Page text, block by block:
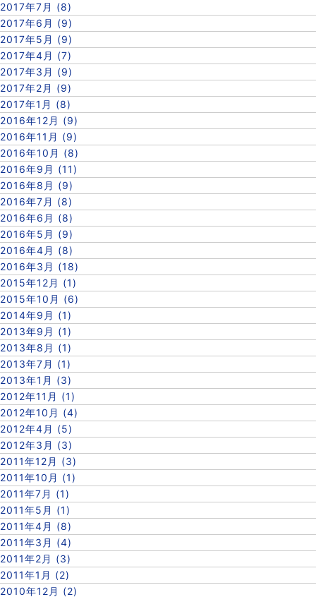
2017年7月 (8)
2017年6月 (9)
2017年5月 (9)
2017年4月 (7)
2017年3月 (9)
2017年2月 (9)
2017年1月 (8)
2016年12月 (9)
2016年11月 (9)
2016年10月 (8)
2016年9月 (11)
2016年8月 (9)
2016年7月 (8)
2016年6月 (8)
2016年5月 (9)
2016年4月 (8)
2016年3月 (18)
2015年12月 (1)
2015年10月 (6)
2014年9月 (1)
2013年9月 (1)
2013年8月 (1)
2013年7月 (1)
2013年1月 (3)
2012年11月 (1)
2012年10月 (4)
2012年4月 (5)
2012年3月 (3)
2011年12月 (3)
2011年10月 (1)
2011年7月 (1)
2011年5月 (1)
2011年4月 (8)
2011年3月 (4)
2011年2月 (3)
2011年1月 (2)
2010年12月 (2)